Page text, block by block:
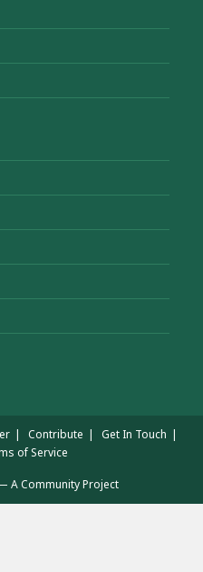
Contribute
Get In Touch
of Service
A Community Project